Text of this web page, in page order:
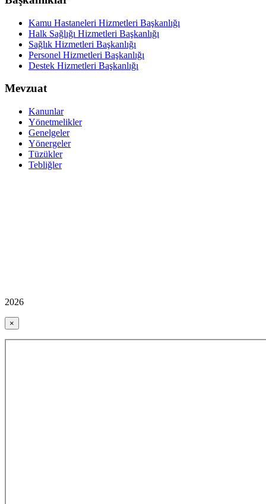
Kamu Hastaneleri Hizmetleri Başkanlığı
Halk Sağlığı Hizmetleri Başkanlığı
Sağlık Hizmetleri Başkanlığı
Personel Hizmetleri Başkanlığı
Destek Hizmetleri Başkanlığı
Mevzuat
Kanunlar
Yönetmelikler
Genelgeler
Yönergeler
Tüzükler
Tebliğler
2026
×